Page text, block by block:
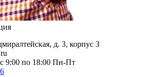
д. 3, корпус 3
9:00 по 18:00 Пн-Пт